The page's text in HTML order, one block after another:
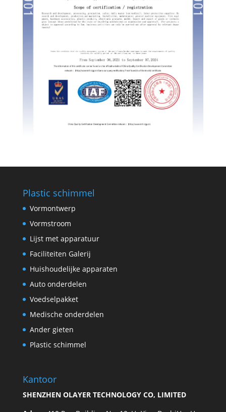
Plastic schimmel
Vormontwerp
Vormstroom
Lijst met apparatuur
Faciliteiten Galerij
Huishoudelijke apparaten
Auto onderdelen
Voedselpakket
Medische onderdelen
Ander gieten
Plastic schimmel
Kantoor
SHENZHEN OLAYER TECHNOLOGY CO, LIMITED